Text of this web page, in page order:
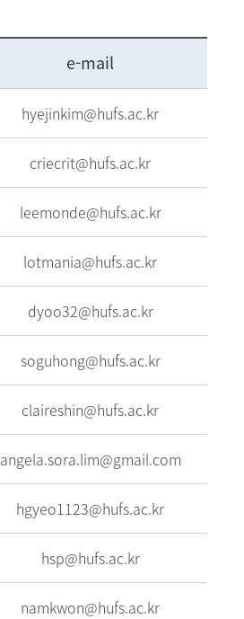
등록하시겠습니까?
e-mail
hyejinkim@hufs.ac.kr
criecrit@hufs.ac.kr
leemonde@hufs.ac.kr
lotmania@hufs.ac.kr
dyoo32@hufs.ac.kr
soguhong@hufs.ac.kr
claireshin@hufs.ac.kr
angela.sora.lim@gmail.com
hgyeo1123@hufs.ac.kr
hsp@hufs.ac.kr
namkwon@hufs.ac.kr